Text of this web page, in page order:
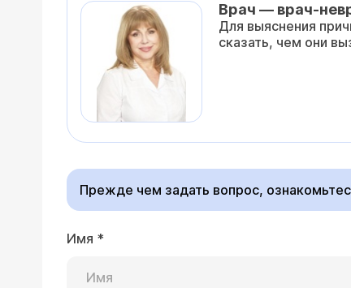
Врач — врач-
Для выяснения
сказать, чем они
Прежде чем задать вопрос,
Имя *